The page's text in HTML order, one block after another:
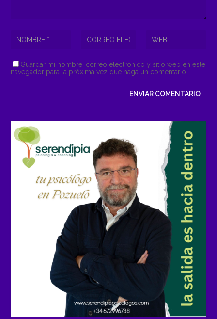
Guardar mi nombre, correo electrónico y sitio web en este
navegador para la próxima vez que haga un comentario.